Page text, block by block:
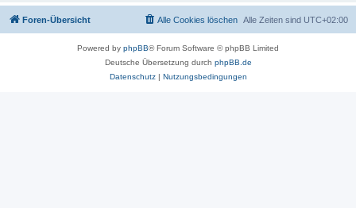
Foren-Übersicht Alle Zeiten sind UTC+02:00
Alle Cookies löschen
Powered by phpBB® Forum Software © phpBB Limited
Deutsche Übersetzung durch phpBB.de
Datenschutz| Nutzungsbedingungen